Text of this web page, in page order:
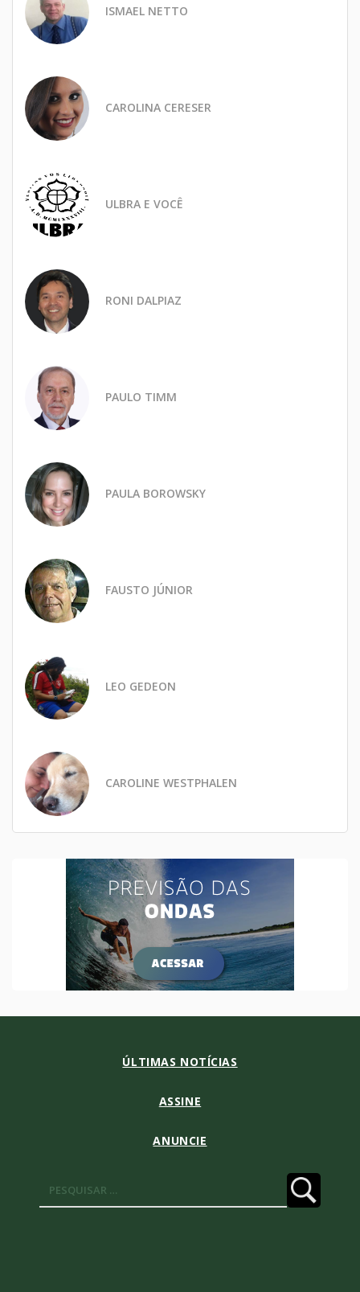
ISMAEL NETTO
CAROLINA CERESER
ULBRA E VOCÊ
RONI DALPIAZ
PAULO TIMM
PAULA BOROWSKY
FAUSTO JÚNIOR
LEO GEDEON
CAROLINE WESTPHALEN
ÚLTIMAS NOTÍCIAS
ASSINE
ANUNCIE